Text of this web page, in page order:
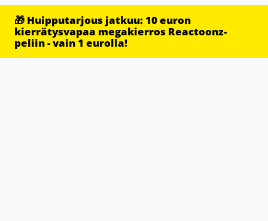
🎁 Huipputarjous jatkuu: 10 euron
kierrätysvapaa megakierros Reactoonz-
peliin - vain 1 eurolla!